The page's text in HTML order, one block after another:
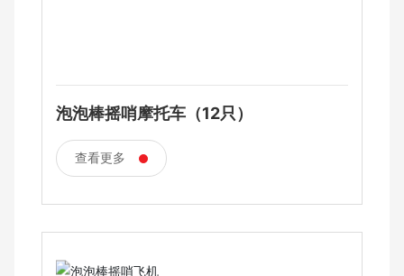
泡泡棒摇哨摩托车（12只）
查看更多